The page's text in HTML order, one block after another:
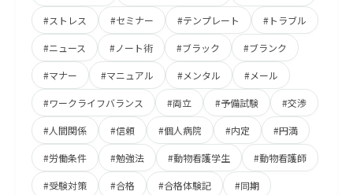
#ストレス #セミナー #テンプレート #トラブル
#ニュース #ノート術 #ブラック #ブランク
#マナー #マニュアル #メンタル #メール
#ワークライフバランス #両立 #予備試験 #交渉
#人間関係 #信頼 #個人病院 #内定 #円満
#労働条件 #勉強法 #動物看護学生 #動物看護師
#受験対策 #合格 #合格体験記 #同期